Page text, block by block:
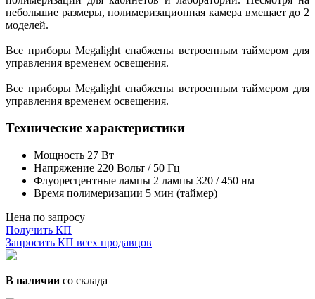
небольшие размеры, полимеризационная камера вмещает до 2
моделей.
Все приборы Megalight снабжены встроенным таймером для
управления временем освещения.
Все приборы Megalight снабжены встроенным таймером для
управления временем освещения.
Технические характеристики
Мощность 27 Вт
Напряжение 220 Вольт / 50 Гц
Флуоресцентные лампы 2 лампы 320 / 450 нм
Время полимеризации 5 мин (таймер)
Цена по запросу
Получить КП
Запросить КП всех продавцов
В наличии со склада